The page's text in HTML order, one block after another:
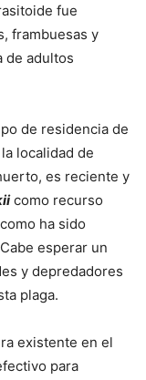
fue
frambuesas y
de adultos
de residencia de
localidad de
es reciente y
como recurso
ha sido
esperar un
y depredadores
plaga.
existente en el
para